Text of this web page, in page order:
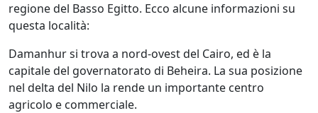
regione del Basso Egitto. Ecco alcune informazioni su
questa località:
Damanhur si trova a nord-ovest del Cairo, ed è la
capitale del governatorato di Beheira. La sua posizione
nel delta del Nilo la rende un importante centro
agricolo e commerciale.